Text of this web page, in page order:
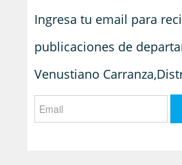
Ingresa tu email para
publicaciones de
Venustiano